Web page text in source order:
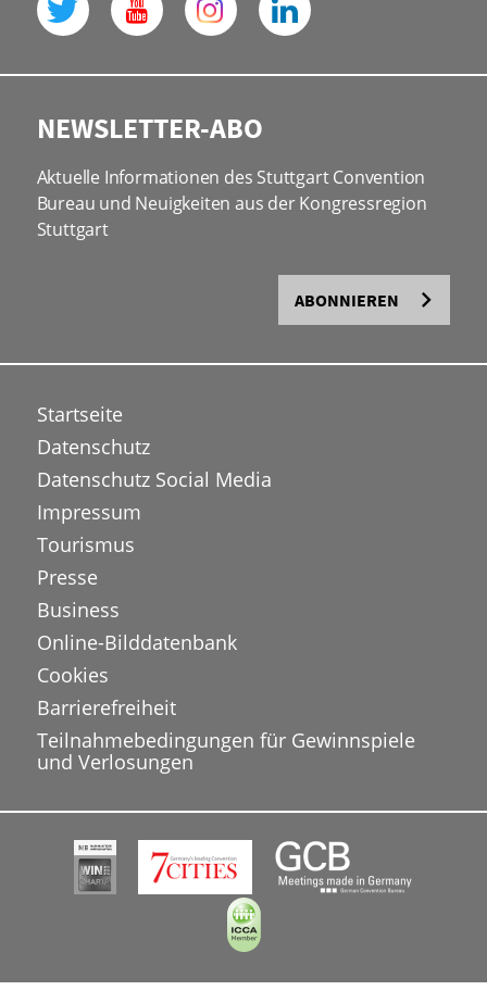
NEWSLETTER-ABO
Aktuelle Informationen des Stuttgart Convention
Bureau und Neuigkeiten aus der Kongressregion
Stuttgart
ABONNIEREN
Startseite
Datenschutz
Datenschutz Social Media
Impressum
Tourismus
Presse
Business
Online-Bilddatenbank
Cookies
Barrierefreiheit
Teilnahmebedingungen für Gewinnspiele
und Verlosungen